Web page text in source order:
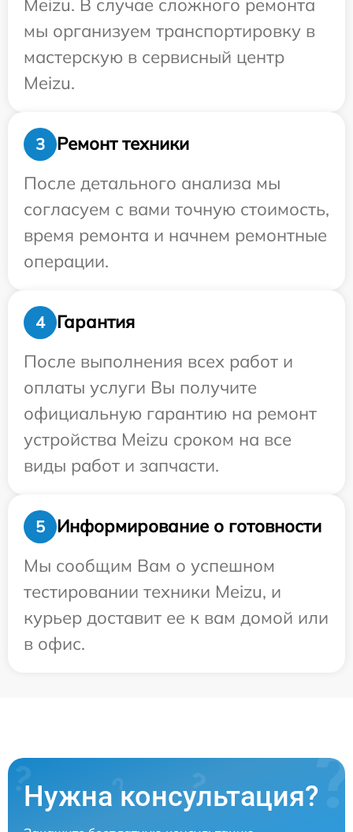
Meizu. В случае сложного ремонта
мы организуем транспортировку в
мастерскую в сервисный центр
Meizu.
3
Ремонт техники
После детального анализа мы
согласуем с вами точную стоимость,
время ремонта и начнем ремонтные
операции.
4
Гарантия
После выполнения всех работ и
оплаты услуги Вы получите
официальную гарантию на ремонт
устройства Meizu сроком на все
виды работ и запчасти.
5
Информирование о готовности
Мы сообщим Вам о успешном
тестировании техники Meizu, и
курьер доставит ее к вам домой или
в офис.
Нужна консультация?